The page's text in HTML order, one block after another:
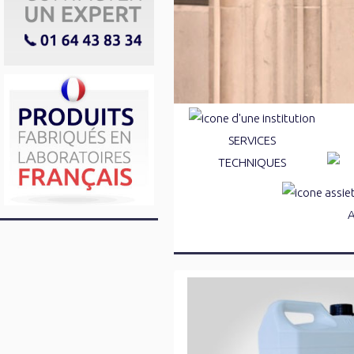
SERVICES
TECHNIQUES
Traitements des pieds d'arbres
Résines & mortiers de
Anti-graffitis et protections